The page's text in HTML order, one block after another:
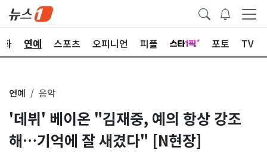
화 연예 스포츠 오피니언 피플 포토 TV
연예 음악
'데뷔' 베이온 "김재중, 예의 항상 강조
해…기억에 잘 새겼다" [N현장]